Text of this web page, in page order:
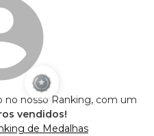
no nosso Ranking, com um
vendidos!
de Medalhas